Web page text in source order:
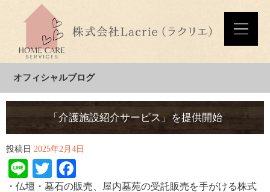
オフィシャルブログ
「介護施設紹介サービス」を提供開始
投稿日 2025年2月4日
LineTwitter
・仏壇 ・墓石の販売、屋内墓苑の受託販売を手がける株式